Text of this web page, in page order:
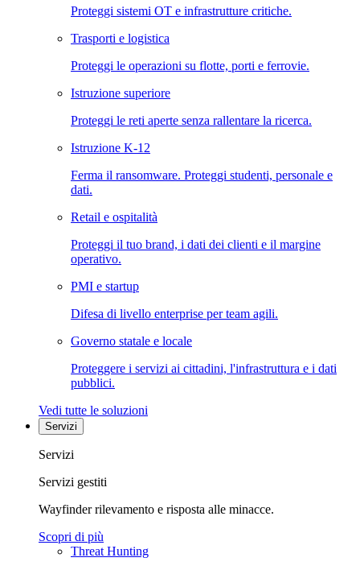
Proteggi sistemi OT e infrastrutture critiche.
Trasporti e logistica
Proteggi le operazioni su flotte, porti e ferrovie.
Istruzione superiore
Proteggi le reti aperte senza rallentare la ricerca.
Istruzione K-12
Ferma il ransomware. Proteggi studenti, personale e
dati.
Retail e ospitalità
Proteggi il tuo brand, i dati dei clienti e il margine
operativo.
PMI e startup
Difesa di livello enterprise per team agili.
Governo statale e locale
Proteggere i servizi ai cittadini, l'infrastruttura e i dati
pubblici.
Vedi tutte le soluzioni
Servizi
Servizi
Servizi gestiti
Wayfinder rilevamento e risposta alle minacce.
Scopri di più
Threat Hunting